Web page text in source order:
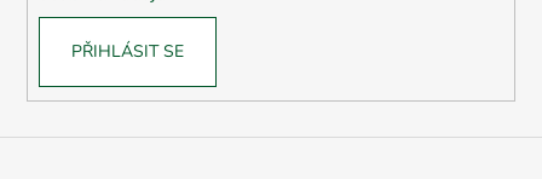
PŘIHLÁSIT SE